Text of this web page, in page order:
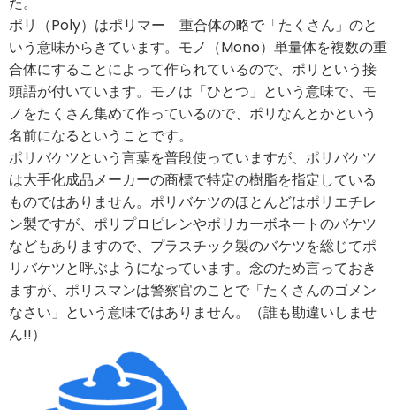
ポリ（Poly）はポリマー 重合体の略で「たくさん」のと
いう意味からきています。モノ（Mono）単量体を複数の重
合体にすることによって作られているので、ポリという接
頭語が付いています。モノは「ひとつ」という意味で、モ
ノをたくさん集めて作っているので、ポリなんとかという
名前になるということです。
ポリバケツという言葉を普段使っていますが、ポリバケツ
は大手化成品メーカーの商標で特定の樹脂を指定している
ものではありません。ポリバケツのほとんどはポリエチレ
ン製ですが、ポリプロピレンやポリカーボネートのバケツ
などもありますので、プラスチック製のバケツを総じてポ
リバケツと呼ぶようになっています。念のため言っておき
ますが、ポリスマンは警察官のことで「たくさんのゴメン
なさい」という意味ではありません。（誰も勘違いしませ
ん!!）